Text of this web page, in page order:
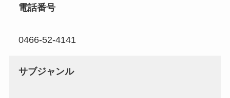
電話番号
0466-52-4141
サブジャンル